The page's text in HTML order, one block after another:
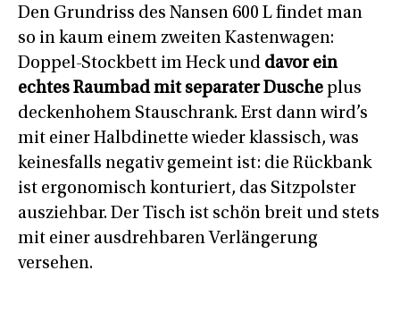
Den Grundriss des Nansen 600 L findet man
so in kaum einem zweiten Kastenwagen:
Doppel-Stockbett im Heck und davor ein
echtes Raumbad mit separater Dusche plus
deckenhohem Stauschrank. Erst dann wird’s
mit einer Halbdinette wieder klassisch, was
keinesfalls negativ gemeint ist: die Rückbank
ist ergonomisch konturiert, das Sitzpolster
ausziehbar. Der Tisch ist schön breit und stets
mit einer ausdrehbaren Verlängerung
versehen.